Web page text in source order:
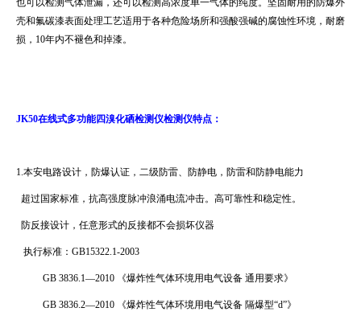
壳和氟碳漆表面处理工艺适用于各种危险场所和强酸强碱的腐蚀性环境，耐磨
损， 10年内不褪色和掉漆。
JK50在线式多功能四溴化硒检测仪检测仪特点：
1.本安电路设计，防爆认证，二级防雷、防静电，防雷和防静电能力
超过国家标准，抗高强度脉冲浪涌电流冲击。高可靠性和稳定性。
防反接设计，任意形式的反接都不会损坏仪器
执行标准： GB15322.1-2003
GB 3836.1—2010 《爆炸性气体环境用电气设备 通用要求》
GB 3836.2—2010 《爆炸性气体环境用电气设备 隔爆型“d”》